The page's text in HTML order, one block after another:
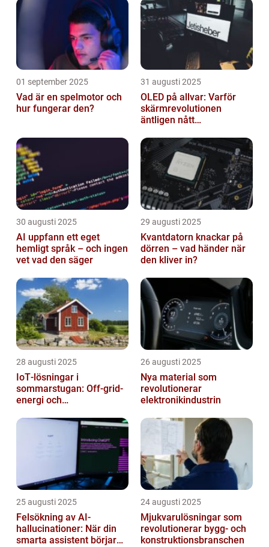
01 september 2025
Vad är en spelmotor och
hur fungerar den?
31 augusti 2025
OLED på allvar: Varför
skärmrevolutionen
äntligen nått
30 augusti 2025
AI uppfann ett eget
hemligt språk – och ingen
vet vad den säger
29 augusti 2025
Kvantdatorn knackar på
dörren – vad händer när
den kliver in?
28 augusti 2025
IoT‑lösningar i
sommarstugan: Off‑grid-
energi och
26 augusti 2025
Nya material som
revolutionerar
elektronikindustrin
25 augusti 2025
Felsökning av AI-
hallucinationer: När din
smarta assistent börjar
24 augusti 2025
Mjukvarulösningar som
revolutionerar bygg- och
konstruktionsbranschen